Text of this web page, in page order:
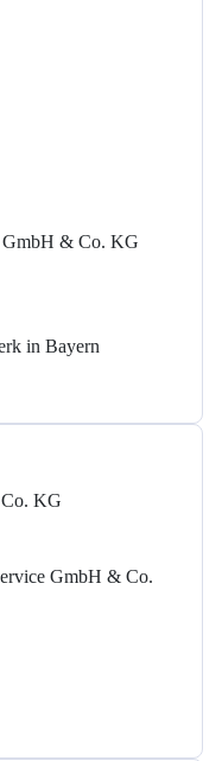
& Co. KG
in Bayern
KG
GmbH & Co.